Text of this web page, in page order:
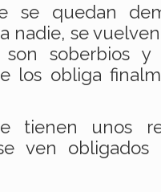
se quedan
nadie, se
son soberbios
los obliga
tienen unos
ven